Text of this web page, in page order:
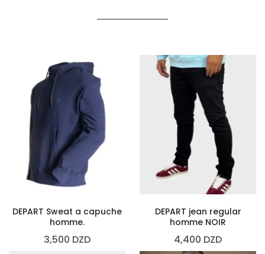
DEPART Sweat a capuche
homme.
3,500 DZD
DEPART jean regular
homme NOIR
4,400 DZD